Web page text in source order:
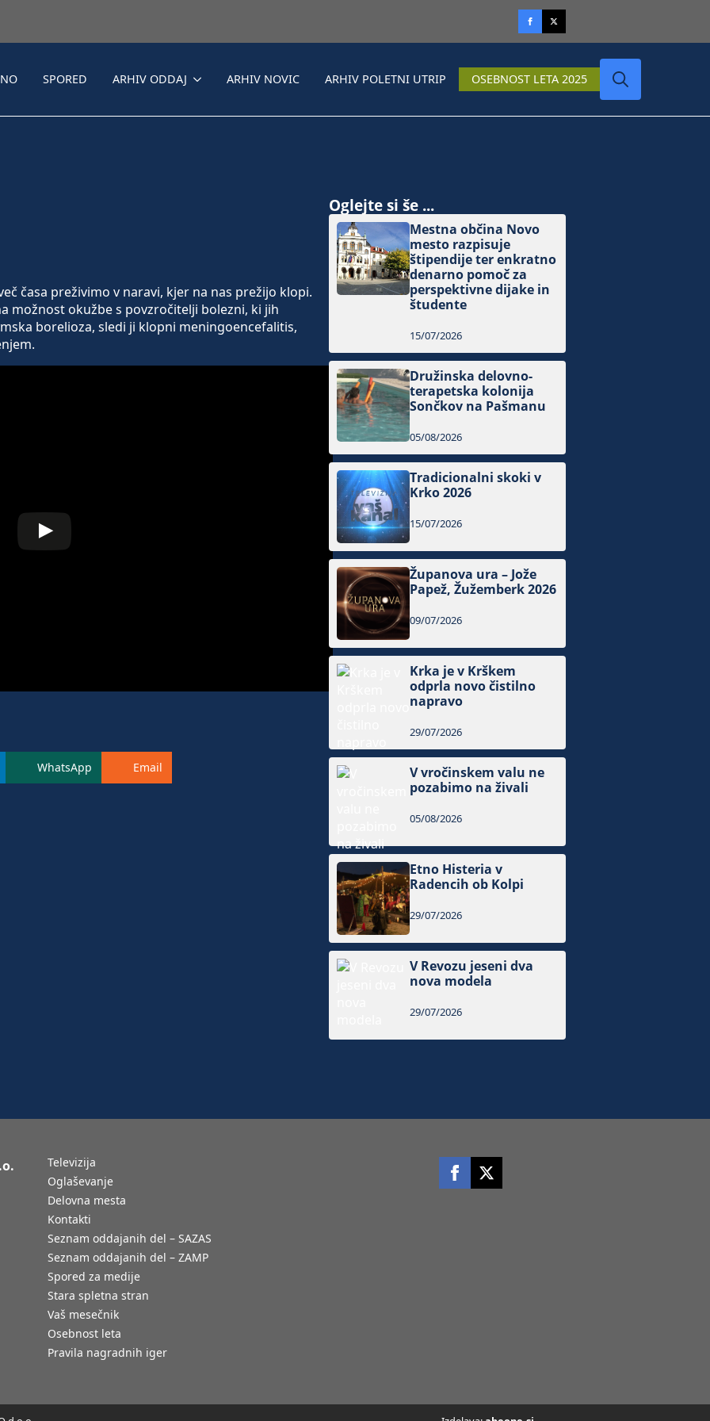
SPORED ARHIV ODDAJ ARHIV NOVIC ARHIV POLETNI UTRIP OSEBNOST LETA 2025
časa preživimo v naravi, kjer na nas prežijo klopi.
možnost okužbe s povzročitelji bolezni, ki jih
borelioza, sledi ji klopni meningoencefalitis,
WhatsApp Email
Oglejte si še ...
Mestna občina Novo
mesto razpisuje
štipendije ter enkratno
denarno pomoč za
perspektivne dijake in
študente
15/07/2026
Družinska delovno-
terapetska kolonija
Sončkov na Pašmanu
05/08/2026
Tradicionalni skoki v
Krko 2026
15/07/2026
Županova ura – Jože
Papež, Žužemberk 2026
09/07/2026
Krka je v Krškem
odprla novo čistilno
napravo
29/07/2026
V vročinskem valu ne
pozabimo na živali
05/08/2026
Etno Histeria v
Radencih ob Kolpi
29/07/2026
V Revozu jeseni dva
nova modela
29/07/2026
Televizija
Oglaševanje
Delovna mesta
Kontakti
Seznam oddajanih del – SAZAS
Seznam oddajanih del – ZAMP
Spored za medije
Stara spletna stran
Vaš mesečnik
Osebnost leta
Pravila nagradnih iger